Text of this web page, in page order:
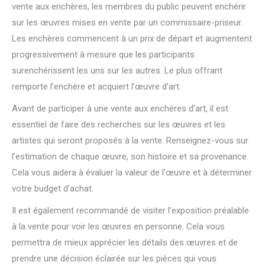
vente aux enchères, les membres du public peuvent enchérir
sur les œuvres mises en vente par un commissaire-priseur.
Les enchères commencent à un prix de départ et augmentent
progressivement à mesure que les participants
surenchérissent les uns sur les autres. Le plus offrant
remporte l’enchère et acquiert l’œuvre d’art.
Avant de participer à une vente aux enchères d’art, il est
essentiel de faire des recherches sur les œuvres et les
artistes qui seront proposés à la vente. Renseignez-vous sur
l’estimation de chaque œuvre, son histoire et sa provenance.
Cela vous aidera à évaluer la valeur de l’œuvre et à déterminer
votre budget d’achat.
Il est également recommandé de visiter l’exposition préalable
à la vente pour voir les œuvres en personne. Cela vous
permettra de mieux apprécier les détails des œuvres et de
prendre une décision éclairée sur les pièces qui vous